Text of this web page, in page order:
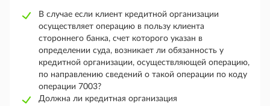
В случае если клиент кредитной организации
осуществляет операцию в пользу клиента
стороннего банка, счет которого указан в
определении суда, возникает ли обязанность у
кредитной организации, осуществляющей операцию,
по направлению сведений о такой операции по коду
операции 7003?
Должна ли кредитная организация